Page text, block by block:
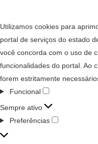
Utilizamos cookies para
portal de serviços do estado
você concorda com o uso de
funcionalidades do portal. Ao
forem estritamente
Funcional
Sempre ativo
Preferências